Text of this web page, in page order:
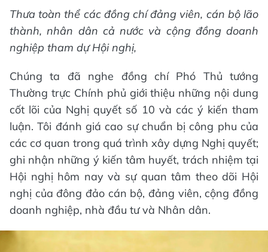
Thưa toàn thể các đồng chí đảng viên, cán bộ lão
thành, nhân dân cả nước và cộng đồng doanh
nghiệp tham dự Hội nghị,
Chúng ta đã nghe đồng chí Phó Thủ tướng
Thường trực Chính phủ giới thiệu những nội dung
cốt lõi của Nghị quyết số 10 và các ý kiến tham
luận. Tôi đánh giá cao sự chuẩn bị công phu của
các cơ quan trong quá trình xây dựng Nghị quyết;
ghi nhận những ý kiến tâm huyết, trách nhiệm tại
Hội nghị hôm nay và sự quan tâm theo dõi Hội
nghị của đông đảo cán bộ, đảng viên, cộng đồng
doanh nghiệp, nhà đầu tư và Nhân dân.